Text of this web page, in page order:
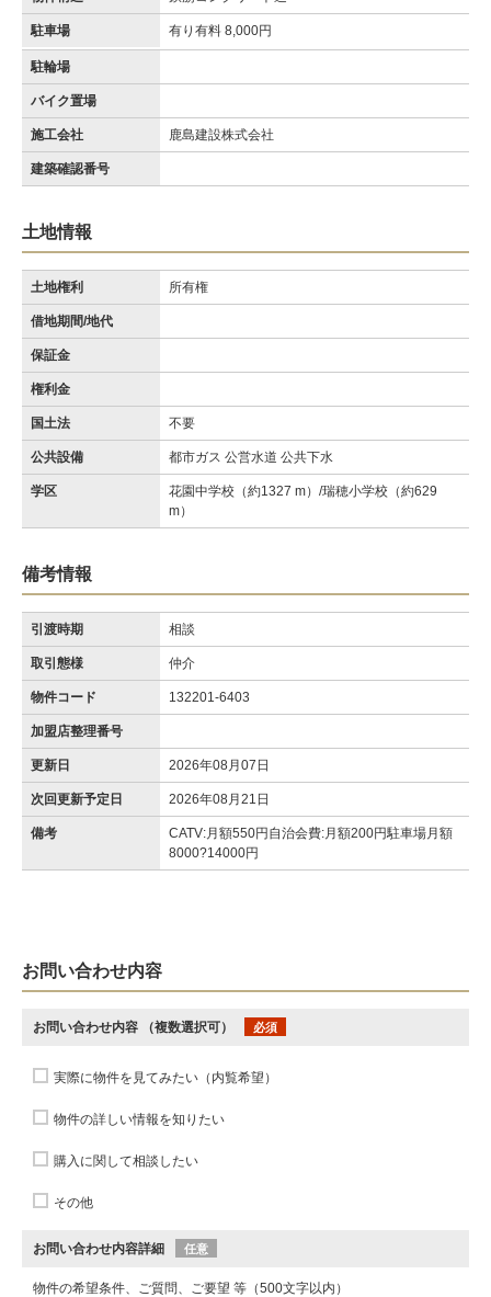
駐車場 有り有料 8,000円
駐輪場
バイク置場
施工会社 鹿島建設株式会社
建築確認番号
土地情報
土地権利 所有権
借地期間/地代
保証金
権利金
国土法 不要
公共設備 都市ガス 公営水道 公共下水
学区
花園中学校（約1327 m）/瑞穂小学校（約629
m）
備考情報
引渡時期 相談
取引態様 仲介
物件コード 132201-6403
加盟店整理番号
更新日 2026年08月07日
次回更新予定日 2026年08月21日
備考
CATV:月額550円自治会費:月額200円駐車場月額
8000?14000円
お問い合わせ内容
お問い合わせ内容 （複数選択可） 必須
実際に物件を見てみたい（内覧希望）
物件の詳しい情報を知りたい
購入に関して相談したい
その他
お問い合わせ内容詳細 任意
物件の希望条件、ご質問、ご要望 等（500文字以内）